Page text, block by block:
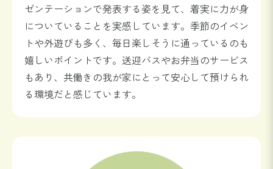
ゼンテーションで発表する姿を見て、着実に力が身
についていることを実感しています。季節のイベン
トや外遊びも多く、毎日楽しそうに通っているのも
嬉しいポイントです。送迎バスやお弁当のサービス
もあり、共働きの我が家にとって安心して預けられ
る環境だと感じています。